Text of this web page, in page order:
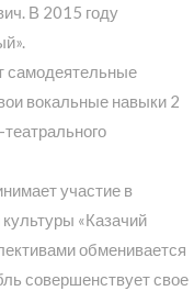
В 2015 году
самодеятельные
вокальные навыки 2
участие в
«Казачий
обменивается
совершенствует свое